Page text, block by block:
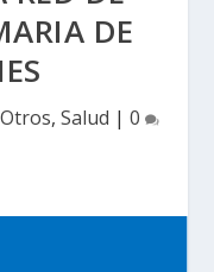
DE
, Salud | 0